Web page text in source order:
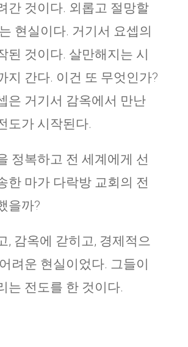
간 것이다. 외롭고 절망할
현실이다. 거기서 요셉의
된 것이다. 살만해지는 시
지 간다. 이건 또 무엇인가?
은 거기서 감옥에서 만난
도가 시작된다.
정복하고 전 세계에게 선
한 마가 다락방 교회의 전
을까?
, 감옥에 갇히고, 경제적으
려운 현실이었다. 그들이
는 전도를 한 것이다.